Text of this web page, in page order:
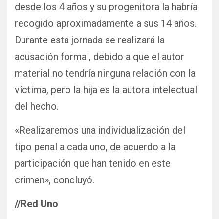
desde los 4 años y su progenitora la habría
recogido aproximadamente a sus 14 años.
Durante esta jornada se realizará la
acusación formal, debido a que el autor
material no tendría ninguna relación con la
víctima, pero la hija es la autora intelectual
del hecho.
«Realizaremos una individualización del
tipo penal a cada uno, de acuerdo a la
participación que han tenido en este
crimen», concluyó.
//Red Uno